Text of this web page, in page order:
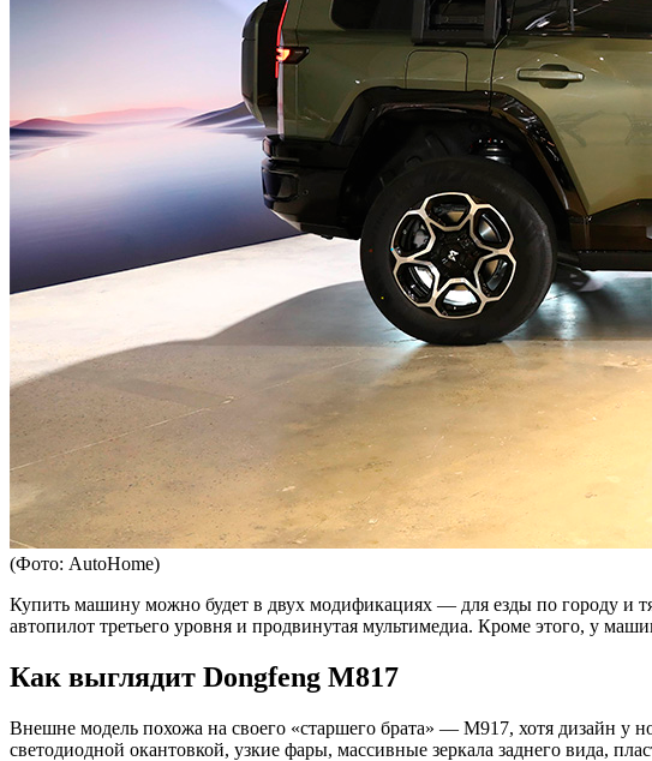
(Фото: AutoHome)
Купить машину можно будет в двух модификациях — для езды по городу и
автопилот третьего уровня и продвинутая мультимедиа. Кроме этого, у
Как выглядит Dongfeng M817
Внешне модель похожа на своего «старшего брата» — M917, хотя дизайн
светодиодной окантовкой, узкие фары, массивные зеркала заднего вида,